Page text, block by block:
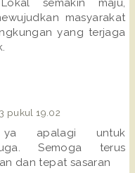
semakin maju,
masyarakat
yang terjaga
pukul 19.02
ya apalagi untuk
Semoga terus
dan tepat sasaran